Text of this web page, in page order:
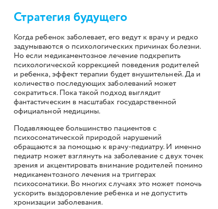
Стратегия будущего
Когда ребенок заболевает, его ведут к врачу и редко
задумываются о психологических причинах болезни.
Но если медикаментозное лечение подкрепить
психологической коррекцией поведения родителей
и ребенка, эффект терапии будет внушительней. Да и
количество последующих заболеваний может
сократиться. Пока такой подход выглядит
фантастическим в масштабах государственной
официальной медицины.
Подавляющее большинство пациентов с
психосоматической природой нарушений
обращаются за помощью к врачу-педиатру. И именно
педиатр может взглянуть на заболевание с двух точек
зрения и акцентировать внимание родителей помимо
медикаментозного лечения на триггерах
психосоматики. Во многих случаях это может помочь
ускорить выздоровление ребенка и не допустить
хронизации заболевания.